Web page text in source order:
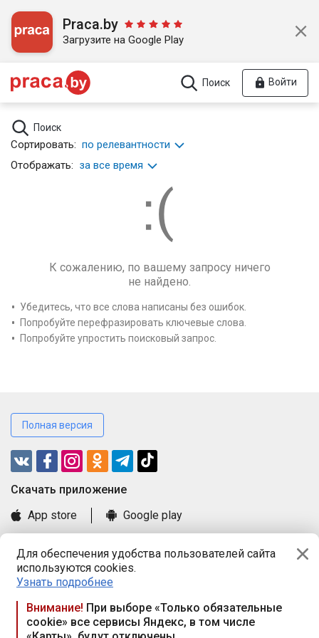
Для обеспечения удобства пользователей сайта
используются cookies.
Узнать подробнее
Внимание! При выборе «Только обязательные
cookie» все сервисы Яндекс, в том числе
Praca.by
Загрузите на Google Play
Поиск Войти
Поиск
Сортировать: по релевантности
Отображать: за все время
К сожалению, по вашему запросу ничего
не найдено.
Убедитесь, что все слова написаны без ошибок.
Попробуйте перефразировать ключевые слова.
Попробуйте упростить поисковый запрос.
Полная версия
Cкачать приложение
App store
Google play
Книга замечаний и предложений
Правила и документы
Praca.by © 2000—2026, ООО «ПРАЦА БАЙ»
Республика Беларусь, 220114, г. Минск, пр-т Независимости
117а, пом. № 9.